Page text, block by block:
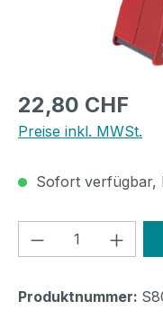
Regulärer Preis:
22,80 CHF
Preise inkl. MWSt.
Sofort verfügbar,
Produkt
Produktnummer: